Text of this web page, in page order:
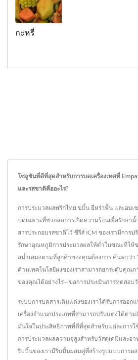
กะหรี่
โซลูชันที่ดีที่สุดสำหรับการบดเครื่องเทศที่
และรสชาติคืออะไร?
การประมวลผลพริกไทย ขมิ้น ยี่หร่าพื้น และอบเ
บดเฉพาะที่ช่วยลดการเกิดความร้อนเพื่อรักษาน้
สารประกอบรสชาติไว้ ซีรีส์ ICM ของเรามีการ
รักษาอุณหภูมิการประมวลผลให้ต่ำในขณะที่ให้
สม่ำเสมอตามที่ลูกค้าของคุณต้องการ ค้นพบว่า
ด้านเทคโนโลยีผงของเราสามารถยกระดับคุณ
ของคุณได้อย่างไร—ขอการประเมินการทดสอบ
ระบบการบดสารเติมแต่งของเราได้รับการออ
เครื่องจำแนกประเภทที่สามารถปรับแต่งได้ตา
มั่นใจในประสิทธิภาพที่ดีที่สุดสำหรับแต่ละการใ
การประมวลผลความจุสูงสำหรับวัสดุเคมีและอ
ริบบิ้นของเรามีริบบิ้นผสมคู่ที่สร้างรูปแบบการ